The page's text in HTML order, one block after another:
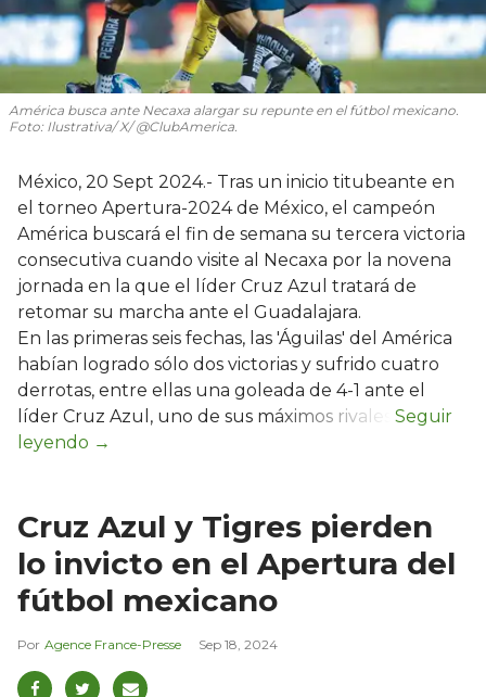
América busca ante Necaxa alargar su repunte en el fútbol mexicano.
Foto: Ilustrativa/ X/ @ClubAmerica.
México, 20 Sept 2024.- Tras un inicio titubeante en
el torneo Apertura-2024 de México, el campeón
América buscará el fin de semana su tercera victoria
consecutiva cuando visite al Necaxa por la novena
jornada en la que el líder Cruz Azul tratará de
retomar su marcha ante el Guadalajara.
En las primeras seis fechas, las 'Águilas' del América
habían logrado sólo dos victorias y sufrido cuatro
derrotas, entre ellas una goleada de 4-1 ante el
líder Cruz Azul, uno de sus máximos rivales.
Cruz Azul y Tigres pierden
lo invicto en el Apertura del
fútbol mexicano
Agence France-Presse Sep 18, 2024